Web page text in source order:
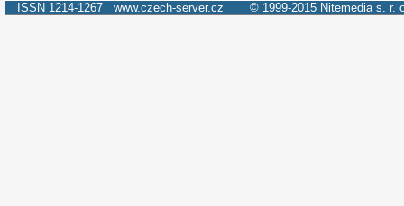
ISSN 1214-1267 www.czech-server.cz © 1999-2015 Nitemedia s. r.